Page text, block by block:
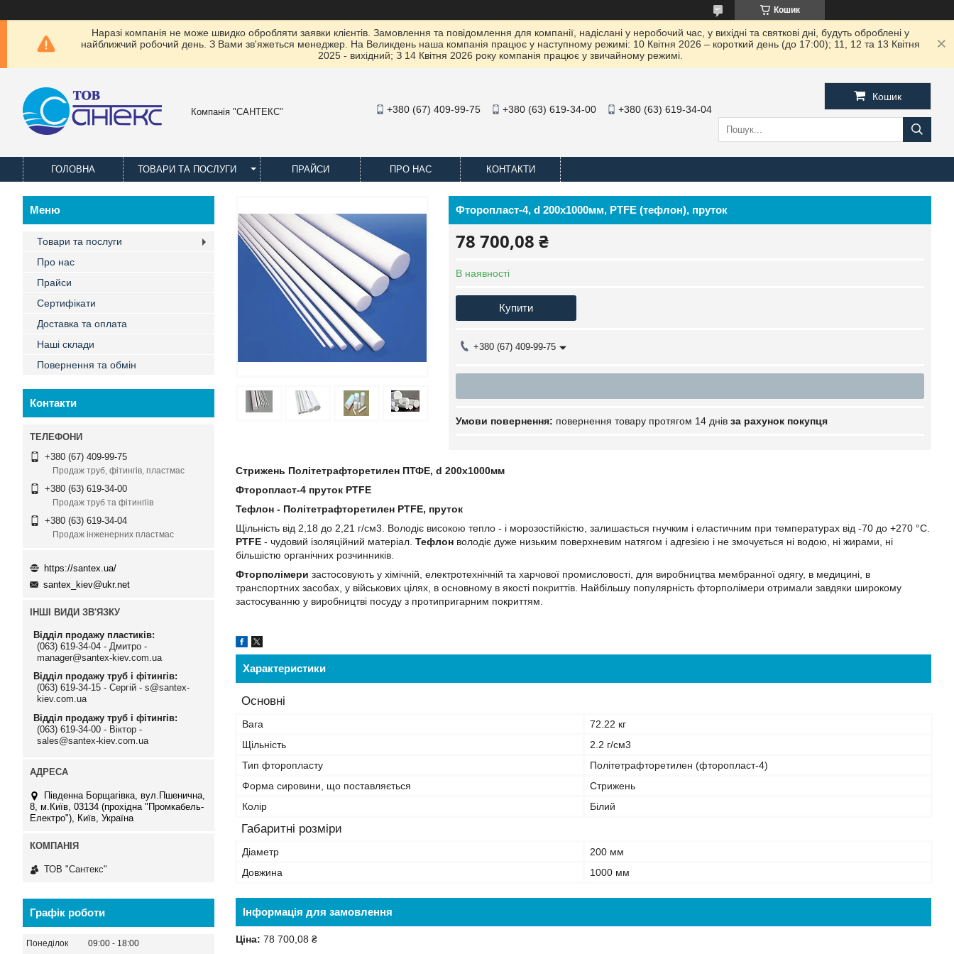
Кошик
Наразі компанія не може швидко обробляти заявки клієнтів. Замовлення та повідомлення для компанії, надіслані у неробочий час, у вихідні та святкові дні, будуть оброблені у
найближчий робочий день. З Вами зв'яжеться менеджер. На Великдень наша компанія працює у наступному режимі: 10 Квітня 2026 – короткий день (до 17:00); 11, 12 та 13 Квітня
2025 - вихідний; З 14 Квітня 2026 року компанія працює у звичайному режимі.
Компанія "САНТЕКС" +380 (67) 409-99-75 +380 (63) 619-34-00 +380 (63) 619-34-04
Кошик
ГОЛОВНА ТОВАРИ ТА ПОСЛУГИ ПРАЙСИ ПРО НАС КОНТАКТИ
Фторопласт-4, d 200х1000мм, PTFE (тефлон), пруток
78 700,08 ₴
В наявності
Купити
+380 (67) 409-99-75
повернення товару протягом 14 днів за рахунок покупця
Стрижень Політетрафторетилен ПТФЕ, d 200х1000мм
Фторопласт-4 пруток PTFE
Тефлон - Політетрафторетилен PTFE, пруток
Щільність від 2,18 до 2,21 г/см3. Володіє високою тепло - і морозостійкістю, залишається гнучким і еластичним при температурах від -70 до +270 °C.
PTFE - чудовий ізоляційний матеріал. Тефлон володіє дуже низьким поверхневим натягом і адгезією і не змочується ні водою, ні жирами, ні
більшістю органічних розчинників.
Фторполімери застосовують у хімічній, електротехнічній та харчової промисловості, для виробництва мембранної одягу, в медицині, в
транспортних засобах, у військових цілях, в основному в якості покриттів. Найбільшу популярність фторполімери отримали завдяки широкому
застосуванню у виробництві посуду з протипригарним покриттям.
Характеристики
Основні
Вага
72.22 кг
Щільність
2.2 г/см3
Тип фторопласту
Політетрафторетилен (фторопласт-4)
Форма сировини, що поставляється
Стрижень
Колір
Білий
Габаритні розміри
Діаметр
200 мм
Довжина
1000 мм
Інформація для замовлення
Ціна: 78 700,08 ₴
Товари та послуги
Про нас
Прайси
Сертифікати
Доставка та оплата
Наші склади
Повернення та обмін
Контакти
+380 (67) 409-99-75
Продаж труб, фітингів, пластмас
+380 (63) 619-34-00
Продаж труб та фітингіів
+380 (63) 619-34-04
Продаж інженерних пластмас
https://santex.ua/
santex_kiev@ukr.net
ІНШІ ВИДИ ЗВ'ЯЗКУ
Відділ продажу пластиків
(063) 619-34-04 - Дмитро -
manager@santex-kiev.com.ua
Відділ продажу труб і фітингів
(063) 619-34-15 - Сергій - s@santex-
kiev.com.ua
Відділ продажу труб і фітингів
(063) 619-34-00 - Віктор -
sales@santex-kiev.com.ua
Південна Борщагівка, вул.Пшенична,
8, м.Київ, 03134 (прохідна "Промкабель-
Електро"), Київ, Україна
ТОВ "Сантекс"
Графік роботи
Понеділок 09:00 18:00